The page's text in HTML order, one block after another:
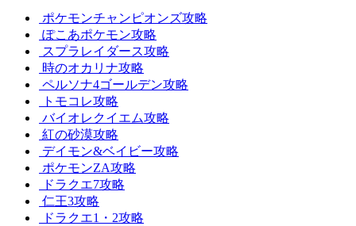
ポケモンチャンピオンズ攻略
ぽこあポケモン攻略
スプラレイダース攻略
時のオカリナ攻略
ペルソナ4ゴールデン攻略
トモコレ攻略
バイオレクイエム攻略
紅の砂漠攻略
デイモン&ベイビー攻略
ポケモンZA攻略
ドラクエ7攻略
仁王3攻略
ドラクエ1・2攻略